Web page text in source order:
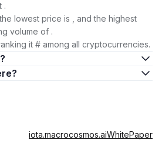
.
lowest price is , and the highest
volume of .
it # among all cryptocurrencies.
there?
iota.macrocosmos.aiWhitePaper